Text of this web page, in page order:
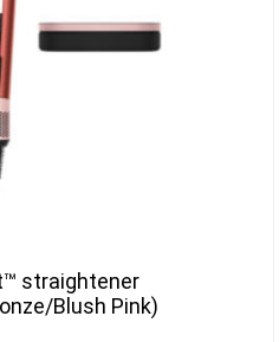
straightener
Blush Pink)